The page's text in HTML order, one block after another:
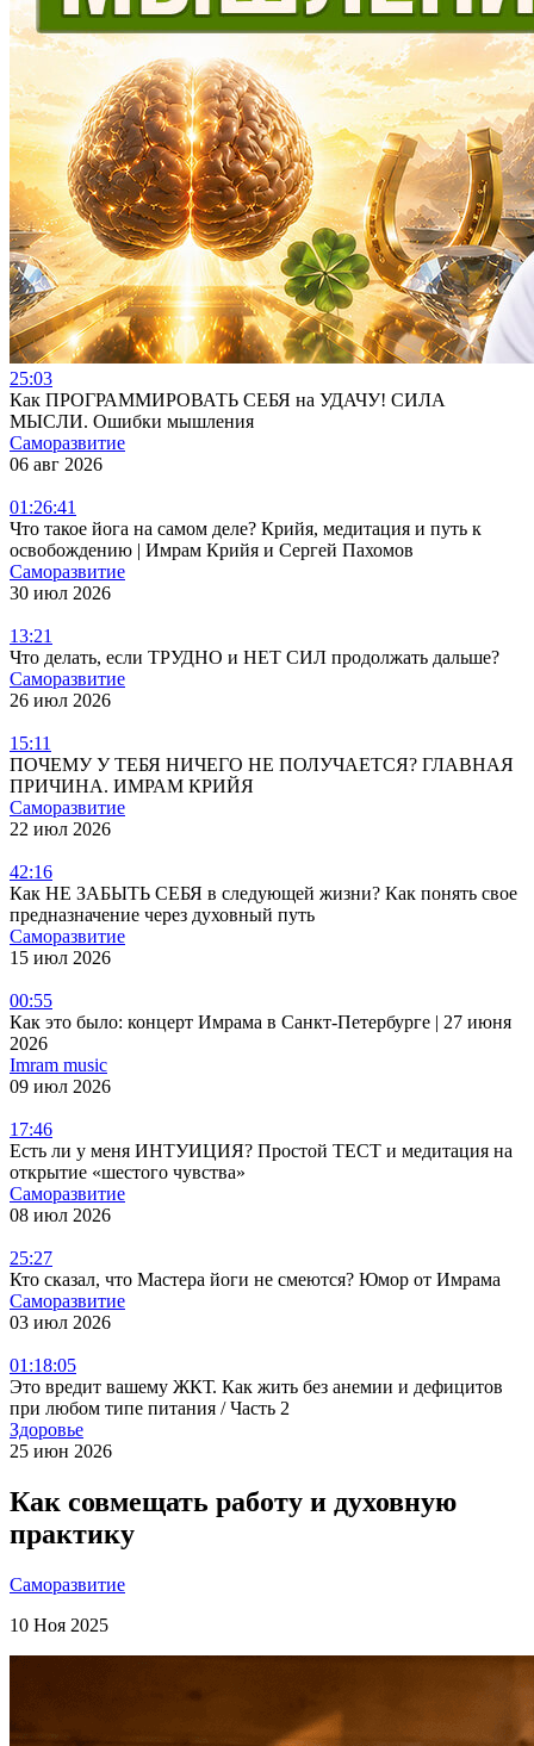
25:03
Как ПРОГРАММИРОВАТЬ СЕБЯ на УДАЧУ! СИЛА
МЫСЛИ. Ошибки мышления
Саморазвитие
06 авг 2026
01:26:41
Что такое йога на самом деле? Крийя, медитация и путь к
освобождению | Имрам Крийя и Сергей Пахомов
Саморазвитие
30 июл 2026
13:21
Что делать, если ТРУДНО и НЕТ СИЛ продолжать дальше?
Саморазвитие
26 июл 2026
15:11
ПОЧЕМУ У ТЕБЯ НИЧЕГО НЕ ПОЛУЧАЕТСЯ? ГЛАВНАЯ
ПРИЧИНА. ИМРАМ КРИЙЯ
Саморазвитие
22 июл 2026
42:16
Как НЕ ЗАБЫТЬ СЕБЯ в следующей жизни? Как понять свое
предназначение через духовный путь
Саморазвитие
15 июл 2026
00:55
Как это было: концерт Имрама в Санкт-Петербурге | 27 июня
2026
Imram music
09 июл 2026
17:46
Есть ли у меня ИНТУИЦИЯ? Простой ТЕСТ и медитация на
открытие «шестого чувства»
Саморазвитие
08 июл 2026
25:27
Кто сказал, что Мастера йоги не смеются? Юмор от Имрама
Саморазвитие
03 июл 2026
01:18:05
Это вредит вашему ЖКТ. Как жить без анемии и дефицитов
при любом типе питания / Часть 2
Здоровье
25 июн 2026
Как совмещать работу и духовную
практику
Саморазвитие
10 Ноя 2025